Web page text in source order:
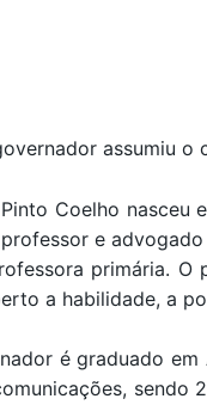
assumiu o
Coelho nasceu
e
primária. O
a habilidade, a
é graduado
sendo